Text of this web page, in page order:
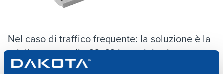
Nel caso di traffico frequente: la soluzione è la
griglia con maglia 33x33 in acciaio zincato,
resistente a pressione e agenti atmosferici.